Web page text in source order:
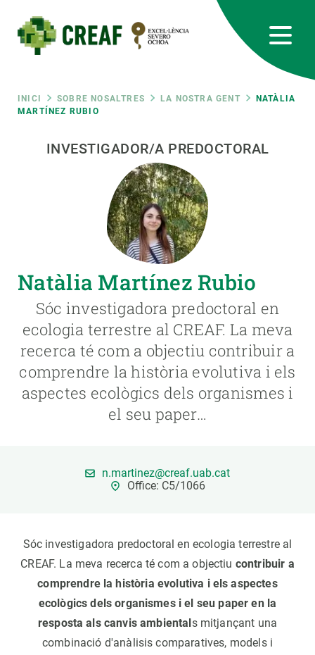
contingut
Fil
d'ariadna
INICI SOBRE NOSALTRES LA NOSTRA GENT
NATÀLIA
MARTÍNEZ RUBIO
INVESTIGADOR/A PREDOCTORAL
Natàlia Martínez Rubio
Sóc investigadora predoctoral en
ecologia terrestre al CREAF. La meva
recerca té com a objectiu contribuir a
comprendre la història evolutiva i els
aspectes ecològics dels organismes i
el seu paper…
n.martinez@creaf.uab.cat
Office: C5/1066
Sóc investigadora predoctoral en ecologia terrestre al
CREAF. La meva recerca té com a objectiu contribuir a
comprendre la història evolutiva i els aspectes
ecològics dels organismes i el seu paper en la
resposta als canvis ambientals mitjançant una
combinació d'anàlisis comparatives, models i
RRSS
Featured
responsive
Responsive
CIÈNCIA EN ACCIÓ
UNEIX-TE A NOSALTRES
PARTICIPA
NOTÍCIES I AGENDA